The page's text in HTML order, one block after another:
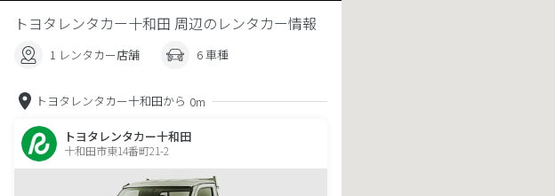
トヨタレンタカー十和田 周辺のレンタカー情報
1 レンタカー店舗 6 車種
トヨタレンタカー十和田から 0m
トヨタレンタカー十和田
十和田市東14番町21-2